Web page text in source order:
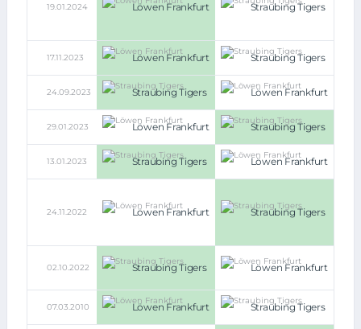
19.01.2024 Löwen Frankfurt Straubing Tigers
17.11.2023 Löwen Frankfurt Straubing Tigers
24.09.2023 Straubing Tigers Löwen Frankfurt
29.01.2023 Löwen Frankfurt Straubing Tigers
13.01.2023 Straubing Tigers Löwen Frankfurt
24.11.2022 Löwen Frankfurt Straubing Tigers
02.10.2022 Straubing Tigers Löwen Frankfurt
07.03.2010 Löwen Frankfurt Straubing Tigers